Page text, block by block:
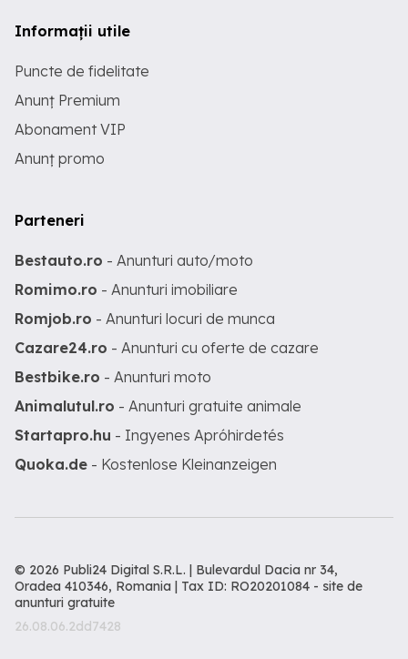
Informații utile
Puncte de fidelitate
Anunț Premium
Abonament VIP
Anunț promo
Parteneri
Bestauto.ro - Anunturi auto/moto
Romimo.ro - Anunturi imobiliare
Romjob.ro - Anunturi locuri de munca
Cazare24.ro - Anunturi cu oferte de cazare
Bestbike.ro - Anunturi moto
Animalutul.ro - Anunturi gratuite animale
Startapro.hu - Ingyenes Apróhirdetés
Quoka.de - Kostenlose Kleinanzeigen
© 2026 Publi24 Digital S.R.L. | Bulevardul Dacia nr 34,
Oradea 410346, Romania | Tax ID: RO20201084 - site de
anunturi gratuite
26.08.06.2dd7428